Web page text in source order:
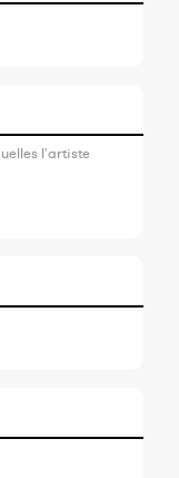
l'artiste